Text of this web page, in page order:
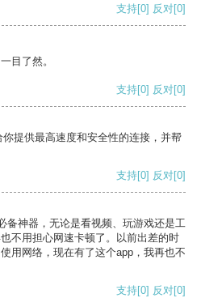
支持[0] 反对[0]
目了然。
支持[0] 反对[0]
提供最高速度和安全性的连接，并帮
支持[0] 反对[0]
备神器，无论是看视频、玩游戏还是工
不用担心网速卡顿了。以前出差的时
用网络，现在有了这个app，我再也不
支持[0] 反对[0]